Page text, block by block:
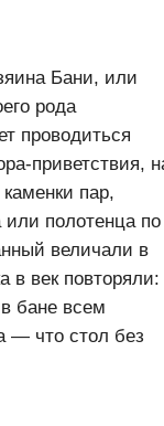
Бани, или
рода
проводиться
приветствия, на
пар,
полотенца по
величали в
век повторяли:
бане всем
— что стол без